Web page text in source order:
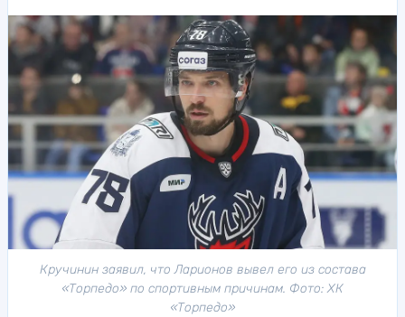
Кручинин заявил, что Ларионов вывел его из состава
«Торпедо» по спортивным причинам. Фото: ХК
«Торпедо»